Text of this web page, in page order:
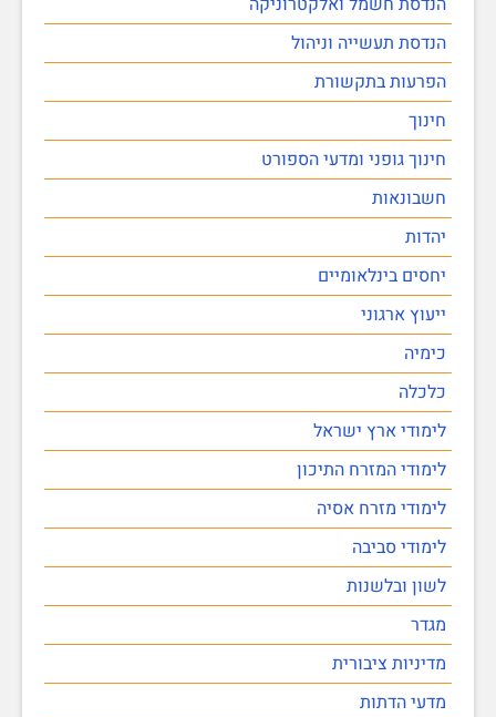
הנדסת תעשייה וניהול
הפרעות בתקשורת
חינוך
חינוך גופני ומדעי הספורט
חשבונאות
יהדות
יחסים בינלאומיים
ייעוץ ארגוני
כימיה
כלכלה
לימודי ארץ ישראל
לימודי המזרח התיכון
לימודי מזרח אסיה
לימודי סביבה
לשון ובלשנות
מגדר
מדיניות ציבורית
מדעי הדתות